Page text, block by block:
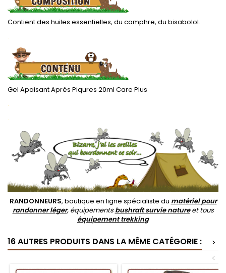
Contient des huiles essentielles, du camphre, du bisabolol.
.
Gel Apaisant Après Piqures 20ml Care Plus
.
.
RANDONNEURS, boutique en ligne spécialiste du matériel pour
randonner léger, équipementsbushraft survie natureet tous
équipement trekking
16 AUTRES PRODUITS DANS LA MÊME CATÉGORIE :
>
<